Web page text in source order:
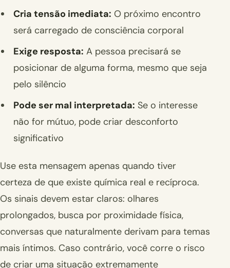
Cria tensão imediata: O próximo encontro
será carregado de consciência corporal
Exige resposta: A pessoa precisará se
posicionar de alguma forma, mesmo que seja
pelo silêncio
Pode ser mal interpretada: Se o interesse
não for mútuo, pode criar desconforto
significativo
Use esta mensagem apenas quando tiver
certeza de que existe química real e recíproca.
Os sinais devem estar claros: olhares
prolongados, busca por proximidade física,
conversas que naturalmente derivam para temas
mais íntimos. Caso contrário, você corre o risco
de criar uma situação extremamente